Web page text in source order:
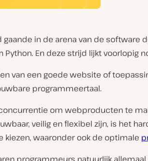
gaande in de arena van de software
Python. En deze strijd lijkt voorlopig
van een goede website of
programmeertaal.
om webproducten te
veilig en flexibel zijn, is het
kiezen, waaronder ook de optimale